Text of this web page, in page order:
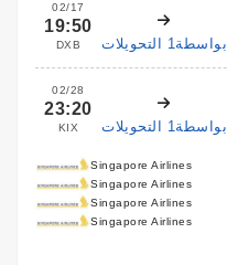
02/17
19:50
DXB بواسطة1 التحويلات
02/28
23:20
KIX بواسطة1 التحويلات
Singapore Airlines
Singapore Airlines
Singapore Airlines
Singapore Airlines